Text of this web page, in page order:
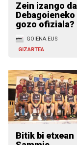
Zein izango da
Debagoieneko
gozo ofiziala?
GOIENA.EUS
GIZARTEA
Bitik bi etxean